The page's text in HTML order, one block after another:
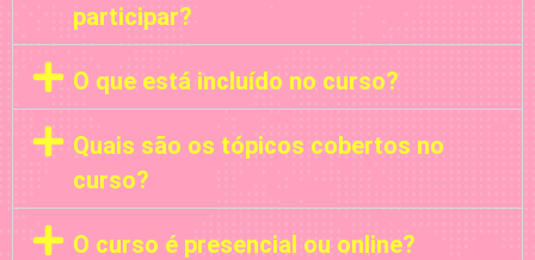
participar?
O que está incluído no curso?
Quais são os tópicos cobertos no
curso?
O curso é presencial ou online?